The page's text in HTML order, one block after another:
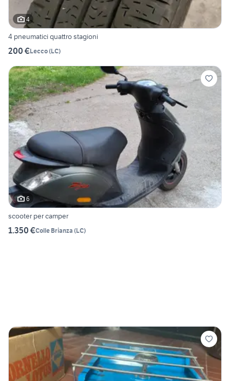
4
4 pneumatici quattro stagioni
200 €Lecco(LC)
6
scooter per camper
1.350 €Colle Brianza (LC)